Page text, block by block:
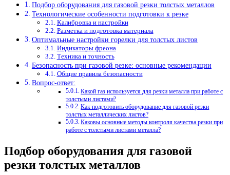
Подбор оборудования для газовой резки толстых металлов
Технологические особенности подготовки к резке
Калибровка и настройки
Разметка и подготовка материала
Оптимальные настройки горелки для толстых листов
Индикаторы фреона
Техника и точность
Безопасность при газовой резке: основные рекомендации
Общие правила безопасности
Вопрос-ответ:
Какой газ используется для резки металла при работе с
толстыми листами?
Как подготовить оборудование для газовой резки
толстых металлических листов?
Каковы основные методы контроля качества резки при
работе с толстыми листами металла?
Подбор оборудования для газовой
резки толстых металлов